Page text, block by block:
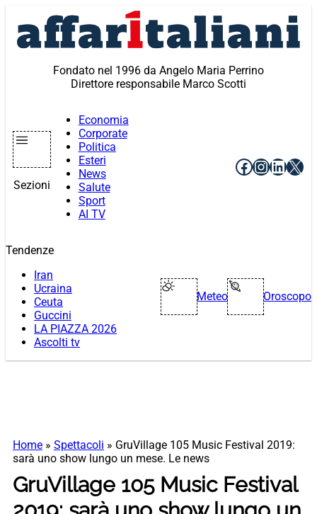
contenuto
Fondato nel 1996 da Angelo Maria Perrino
Direttore responsabile Marco Scotti
Sezioni
Economia
Corporate
Politica
Esteri
News
Salute
Sport
AI TV
Facebook
X
Tendenze
Iran
Ucraina
Ceuta
Guccini
LA PIAZZA 2026
Ascolti tv
Meteo Oroscopo
Home » Spettacoli » GruVillage 105 Music Festival 2019:
sarà uno show lungo un mese. Le news
GruVillage 105 Music Festival